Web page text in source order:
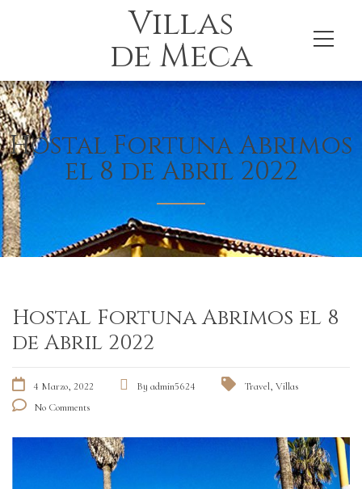
Villas
de Meca
Hostal Fortuna Abrimos
el 8 de Abril 2022
Hostal Fortuna Abrimos el 8
de Abril 2022
4 Marzo, 2022 By admin5624 Travel, Villas
No Comments